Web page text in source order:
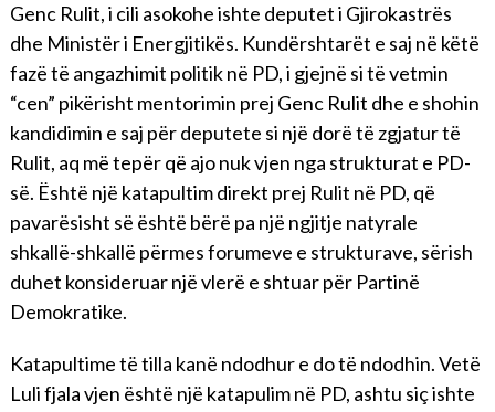
Genc Rulit, i cili asokohe ishte deputet i Gjirokastrës
dhe Ministër i Energjitikës. Kundërshtarët e saj në këtë
fazë të angazhimit politik në PD, i gjejnë si të vetmin
“cen” pikërisht mentorimin prej Genc Rulit dhe e shohin
kandidimin e saj për deputete si një dorë të zgjatur të
Rulit, aq më tepër që ajo nuk vjen nga strukturat e PD-
së. Është një katapultim direkt prej Rulit në PD, që
pavarësisht së është bërë pa një ngjitje natyrale
shkallë-shkallë përmes forumeve e strukturave, sërish
duhet konsideruar një vlerë e shtuar për Partinë
Demokratike.
Katapultime të tilla kanë ndodhur e do të ndodhin. Vetë
Luli fjala vjen është një katapulim në PD, ashtu siç ishte